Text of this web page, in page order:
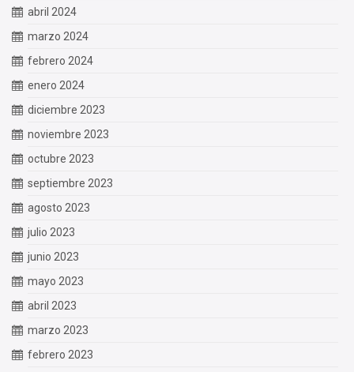
abril 2024
marzo 2024
febrero 2024
enero 2024
diciembre 2023
noviembre 2023
octubre 2023
septiembre 2023
agosto 2023
julio 2023
junio 2023
mayo 2023
abril 2023
marzo 2023
febrero 2023